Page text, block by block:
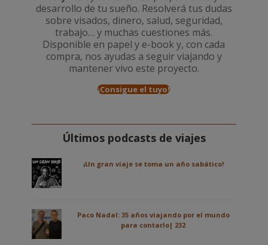
desarrollo de tu sueño. Resolverá tus dudas
sobre visados, dinero, salud, seguridad,
trabajo… y muchas cuestiones más.
Disponible en papel y e-book y, con cada
compra, nos ayudas a seguir viajando y
mantener vivo este proyecto.
¡Consigue el tuyo!
Últimos podcasts de viajes
¡Un gran viaje se toma un año sabático!
Paco Nadal: 35 años viajando por el mundo
para contarlo| 232